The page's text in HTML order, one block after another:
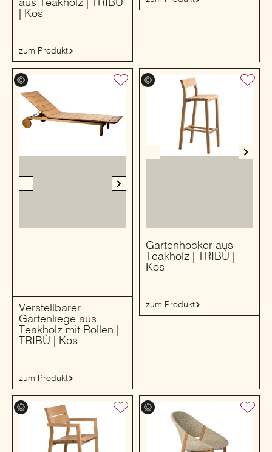
aus Teakholz | TRIBÙ
| Kos
zum Produkt
Verstellbarer
Gartenliege aus
Teakholz mit Rollen |
TRIBÙ | Kos
zum Produkt
Gartenhocker aus
Teakholz | TRIBÙ |
Kos
zum Produkt